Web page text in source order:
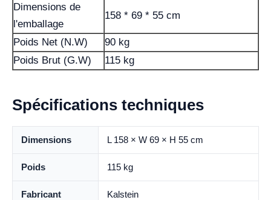
Dimensions de
l'emballage
158 * 69 * 55 cm
Poids Net (N.W)
90 kg
Poids Brut (G.W)
115 kg
Spécifications techniques
Dimensions L 158 × W 69 × H 55 cm
Poids 115 kg
Fabricant Kalstein